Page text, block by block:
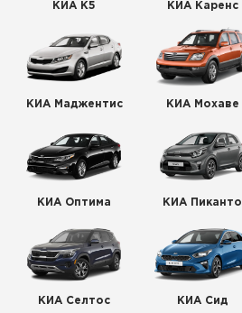
КИА К5 КИА Каренс
КИА Маджентис КИА Мохаве
КИА Оптима КИА Пиканто
КИА Селтос КИА Сид